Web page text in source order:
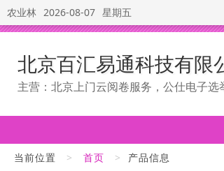
农业林 2026-08-07 星期五
北京百汇易通科技有限
主营：北京上门云阅卷服务，公仕电子
当前位置 > 首页 > 产品信息